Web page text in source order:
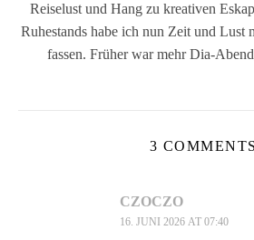
Reiselust und Hang zu kreativen
Ruhestands habe ich nun Zeit und Lust
fassen. Früher war mehr Dia-
3 COMMENTS
CZOCZO
16. JUNI 2026 AT 07:40